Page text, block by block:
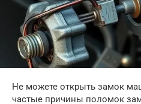
Не можете открыть замок
частые причины поломок